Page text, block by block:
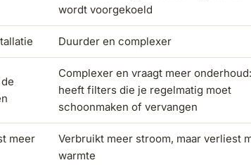
wordt voorgekoeld
Duurder en complexer
Complexer en vraagt meer
heeft filters die je regelmatig moet
schoonmaken of vervangen
meer
Verbruikt meer stroom, maar verliest
warmte